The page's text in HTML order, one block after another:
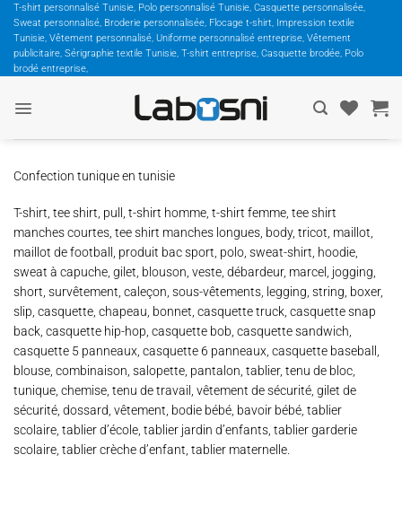
Passer
contenu
T-shirt personnalisé Tunisie, Polo personnalisé Tunisie, Casquette personnalisée,
Sweat personnalisé, Broderie personnalisée, Flocage t-shirt, Impression textile
Tunisie, Vêtement personnalisé, Uniforme personnalisé entreprise, Vêtement
publicitaire, Sérigraphie textile Tunisie, T-shirt entreprise, Casquette brodée, Polo
brodé entreprise,
Confection tunique en tunisie
T-shirt, tee shirt, pull, t-shirt homme, t-shirt femme, tee shirt
manches courtes, tee shirt manches longues, body, tricot, maillot,
maillot de football, produit bac sport, polo, sweat-shirt, hoodie,
sweat à capuche, gilet, blouson, veste, débardeur, marcel, jogging,
short, survêtement, caleçon, sous-vêtements, legging, string, boxer,
slip, casquette, chapeau, bonnet, casquette truck, casquette snap
back, casquette hip-hop, casquette bob, casquette sandwich,
casquette 5 panneaux, casquette 6 panneaux, casquette baseball,
blouse, combinaison, salopette, pantalon, tablier, tenu de bloc,
tunique, chemise, tenu de travail, vêtement de sécurité, gilet de
sécurité, dossard, vêtement, bodie bébé, bavoir bébé, tablier
scolaire, tablier d’école, tablier jardin d’enfants, tablier garderie
scolaire, tablier crèche d’enfant, tablier maternelle.